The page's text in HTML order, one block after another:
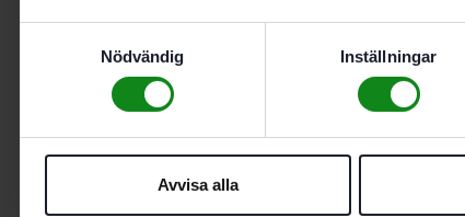
Nödvändig
Inställningar
Avvisa alla